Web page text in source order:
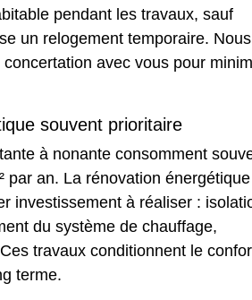
pendant les travaux, sauf
un relogement temporaire. Nous
avec vous pour
souvent prioritaire
à nonante consomment
par an. La rénovation énergétique
investissement à réaliser :
du système de chauffage,
travaux conditionnent le
terme.